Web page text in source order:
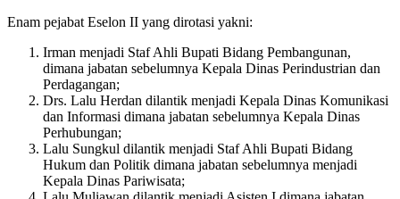
Enam pejabat Eselon II yang dirotasi yakni:
Irman menjadi Staf Ahli Bupati Bidang Pembangunan,
dimana jabatan sebelumnya Kepala Dinas Perindustrian dan
Perdagangan;
Drs. Lalu Herdan dilantik menjadi Kepala Dinas Komunikasi
dan Informasi dimana jabatan sebelumnya Kepala Dinas
Perhubungan;
Lalu Sungkul dilantik menjadi Staf Ahli Bupati Bidang
Hukum dan Politik dimana jabatan sebelumnya menjadi
Kepala Dinas Pariwisata;